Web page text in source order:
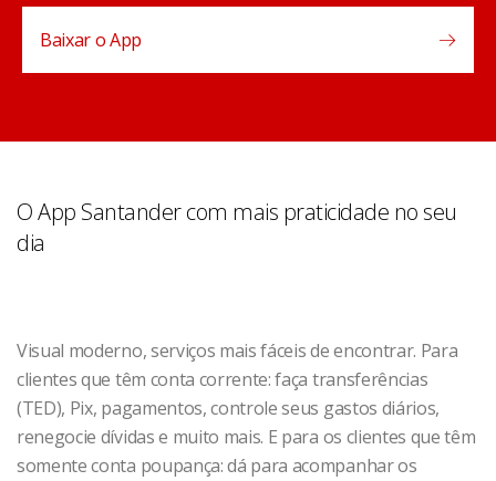
Baixar o App
O App Santander com mais praticidade no seu
dia
Visual moderno, serviços mais fáceis de encontrar. Para
clientes que têm conta corrente: faça transferências
(TED), Pix, pagamentos, controle seus gastos diários,
renegocie dívidas e muito mais. E para os clientes que têm
somente conta poupança: dá para acompanhar os